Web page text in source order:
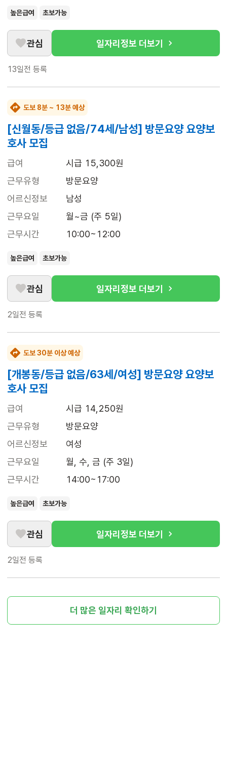
높은급여 초보가능
관심 일자리정보 더보기
13일전 등록
도보 8분 ~ 13분 예상
[신월동/등급 없음/74세/남성] 방문요양 요양보
호사 모집
급여
시급 15,300원
근무유형
방문요양
어르신정보
남성
근무요일
월~금 (주 5일)
근무시간
10:00~12:00
높은급여 초보가능
관심 일자리정보 더보기
2일전 등록
도보 30분 이상 예상
[개봉동/등급 없음/63세/여성] 방문요양 요양보
호사 모집
급여
시급 14,250원
근무유형
방문요양
어르신정보
여성
근무요일
월, 수, 금 (주 3일)
근무시간
14:00~17:00
높은급여 초보가능
관심 일자리정보 더보기
2일전 등록
더 많은 일자리 확인하기